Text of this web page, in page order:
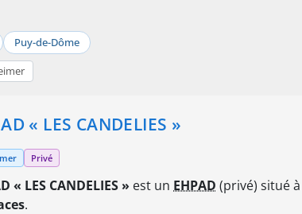
Puy-de-Dôme
« LES CANDELIES »
Privé
« LES CANDELIES » est un EHPAD (privé) situé à
.